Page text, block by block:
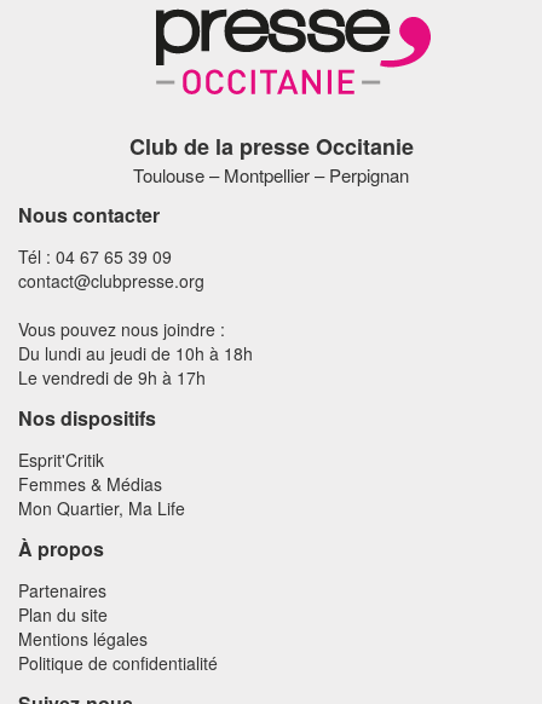
Club de la presse Occitanie
Toulouse – Montpellier – Perpignan
Nous contacter
Tél : 04 67 65 39 09
contact@clubpresse.org
Vous pouvez nous joindre :
Du lundi au jeudi de 10h à 18h
Le vendredi de 9h à 17h
Nos dispositifs
Esprit'Critik
Femmes & Médias
Mon Quartier, Ma Life
À propos
Partenaires
Plan du site
Mentions légales
Politique de confidentialité